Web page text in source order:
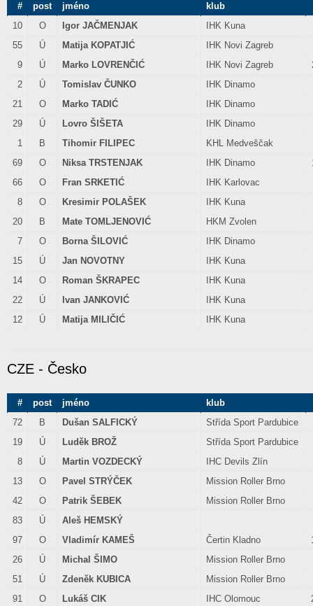
# post jméno
klub
10
O Igor JAČMENJAK
IHK Kuna
55
Ú Matija KOPATJIĆ
IHK Novi Zagreb
9
Ú Marko LOVRENČIĆ IHK Novi Zagreb
2
Ú Tomislav ČUNKO
IHK Dinamo
21
O Marko TADIĆ
IHK Dinamo
29
Ú Lovro ŠIŠETA
IHK Dinamo
1
B Tihomir FILIPEC
KHL Medveščak
69
O Niksa TRSTENJAK IHK Dinamo
66
O Fran SRKETIĆ
IHK Karlovac
8
O Kresimir POLAŠEK
IHK Kuna
20
B Mate TOMLJENOVIĆ
HKM Zvolen
7
O Borna ŠILOVIĆ
IHK Dinamo
15
Ú Jan NOVOTNY
IHK Kuna
14
O Roman ŠKRAPEC
IHK Kuna
22
Ú Ivan JANKOVIĆ
IHK Kuna
12
Ú Matija MILIČIĆ IHK Kuna
CZE - Česko
# post jméno
klub
72
B Dušan SALFICKÝ
Střída Sport Pardubice
19
Ú Luděk BROŽ
Střída Sport Pardubice
8
Ú Martin VOZDECKÝ
IHC Devils Zlín
13
O Pavel STRÝČEK
Mission Roller Brno
42
O Patrik ŠEBEK
Mission Roller Brno
83
Ú
Aleš HEMSKÝ
97
O Vladimír KAMEŠ Čertin Kladno
26
Ú Michal ŠIMO
Mission Roller Brno
51
Ú Zdeněk KUBICA
Mission Roller Brno
91
O Lukáš CIK IHC Olomouc